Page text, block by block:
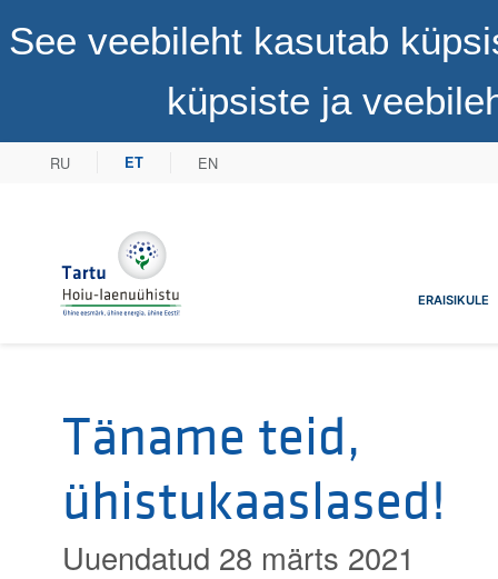
See veebileht kasutab
küpsiste ja
RU ET EN
Tartu Hoiu-laenuühistuERAISIKULE
Täname teid,
ühistukaaslased!
Uuendatud 28 märts 2021